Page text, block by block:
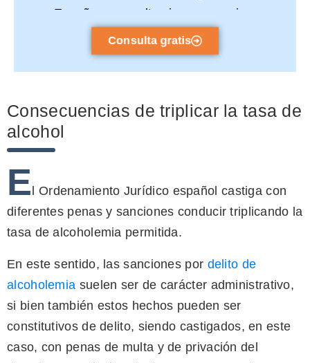
España y consulta sin compromiso.
Consulta gratis
Consecuencias de triplicar la tasa de
alcohol
El Ordenamiento Jurídico español castiga con
diferentes penas y sanciones conducir triplicando la
tasa de alcoholemia permitida.
En este sentido, las sanciones por delito de
alcoholemia suelen ser de carácter administrativo,
si bien también estos hechos pueden ser
constitutivos de delito, siendo castigados, en este
caso, con penas de multa y de privación del